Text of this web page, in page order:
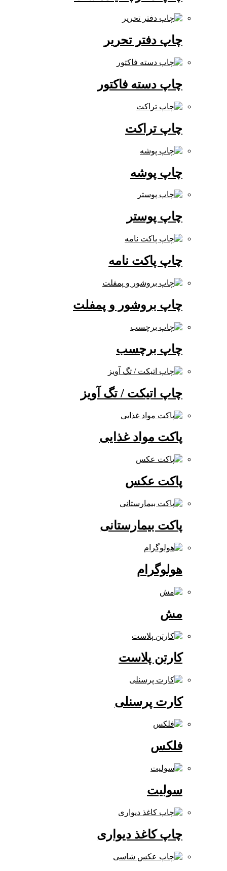
چاپ دفتر تحریر
چاپ دسته فاکتور
چاپ تراکت
چاپ پوشه
چاپ پوستر
چاپ پاکت نامه
چاپ بروشور و پمفلت
چاپ برچسب
چاپ اتیکت / تگ آویز
پاکت مواد غذایی
پاکت عکس
پاکت بیمارستانی
هولوگرام
کارتن پلاست
کارت پرسنلی
چاپ کاغذ دیواری